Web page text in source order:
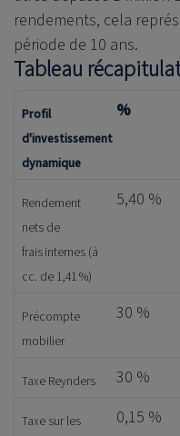
rendements, cela
période de 10 ans.
Tableau
Profil
d'investissement
dynamique
%
Rendement
nets de
frais internes (à
cc. de 1,41 %)
5,40 %
Précompte
mobilier
30 %
Taxe Reynders 30 %
Taxe sur les
0,15 %